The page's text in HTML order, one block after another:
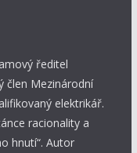
ředitel
člen Mezinárodní
elektrikář.
racionality a
hnutí“. Autor